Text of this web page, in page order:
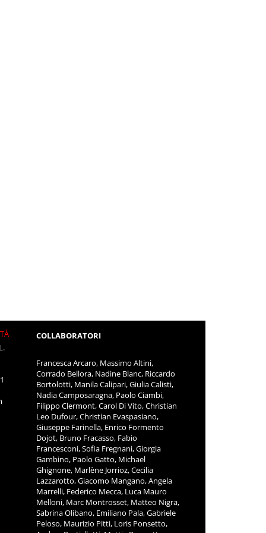
COLLABORATORI
Francesca Arcaro, Massimo Altini,
Corrado Bellora, Nadine Blanc, Riccardo
Bortolotti, Manila Calipari, Giulia Calisti,
Nadia Camposaragna, Paolo Ciambi,
Filippo Clermont, Carol Di Vito, Christian
Leo Dufour, Christian Evaspasiano,
Giuseppe Farinella, Enrico Formento
Dojot, Bruno Fracasso, Fabio
Francesconi, Sofia Fregnani, Giorgia
Gambino, Paolo Gatto, Michael
Ghignone, Marlène Jorrioz, Cecilia
Lazzarotto, Giacomo Mangano, Angela
Marrelli, Federico Mecca, Luca Mauro
Melloni, Marc Montrosset, Matteo Nigra,
Sabrina Olibano, Emiliano Pala, Gabriele
Peloso, Maurizio Pitti, Loris Ponsetto,